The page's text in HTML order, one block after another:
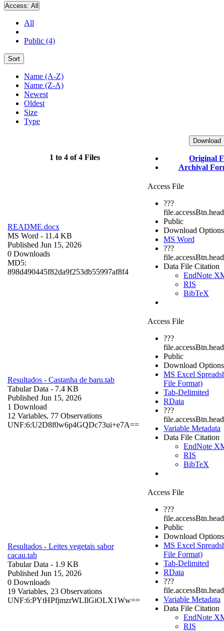
Access: All
All
Public (4)
Sort
Name (A-Z)
Name (Z-A)
Newest
Oldest
Size
Type
1 to 4 of 4 Files
Download
Original
Archival
README.docx
MS Word - 11.4 KB
Published Jun 15, 2026
0 Downloads
MD5:
898d490445f82da9f253db55997af8f4
Access File
???
Public
Download Options
MS Word
???
Data File Citation
EndNote
RIS
BibTeX
Resultados - Castanha de baru.tab
Tabular Data - 7.4 KB
Published Jun 15, 2026
1 Download
12 Variables, 77 Observations
UNF:6:U2D8f0w6p4GQDc73ui+e7A==
Access File
???
Public
Download Options
MS Excel
File Format)
Tab-Delimited
RData
???
Variable Metadata
Data File Citation
EndNote
RIS
BibTeX
Resultados - Leites vegetais sabor
cacau.tab
Tabular Data - 1.9 KB
Published Jun 15, 2026
0 Downloads
19 Variables, 23 Observations
UNF:6:PYtHPfjmzrWLIlGiOLX1Ww==
Access File
???
Public
Download Options
MS Excel
File Format)
Tab-Delimited
RData
???
Variable Metadata
Data File Citation
EndNote
RIS